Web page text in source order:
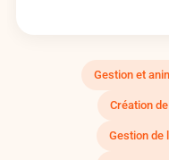
Gestion et
Création
Gestion de